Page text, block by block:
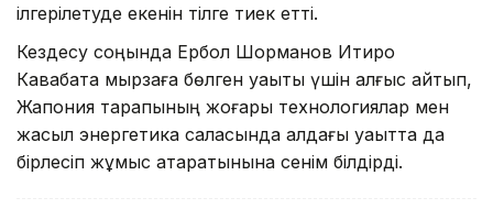
ілгерілетуде екенін тілге тиек етті.
Кездесу соңында Ербол Шорманов Итиро
Кавабата мырзаға бөлген уақыты үшін алғыс айтып,
Жапония тарапының жоғары технологиялар мен
жасыл энергетика саласында алдағы уақытта да
бірлесіп жұмыс атқаратынына сенім білдірді.